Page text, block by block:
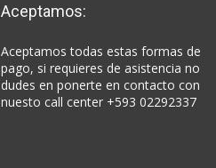
Aceptamos:
Aceptamos todas estas formas de
pago, si requieres de asistencia no
dudes en ponerte en contacto con
nuesto call center +593 02292337